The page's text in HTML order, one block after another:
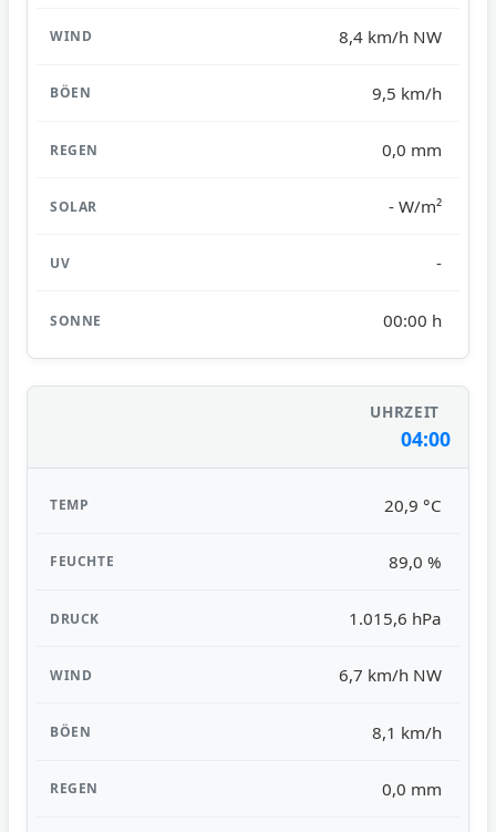
8,4 km/h NW
9,5 km/h
0,0 mm
- W/m²
-
00:00 h
04:00
20,9 °C
89,0 %
1.015,6 hPa
6,7 km/h NW
8,1 km/h
0,0 mm